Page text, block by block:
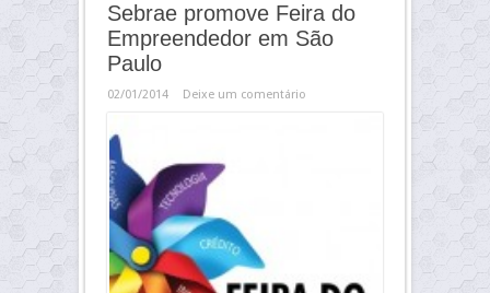
Sebrae promove Feira do
Empreendedor em São
Paulo
02/01/2014 Deixe um comentário